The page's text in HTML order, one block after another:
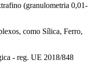
(granulometria 0,01-
como Sílica, Ferro,
- reg. UE 2018/848